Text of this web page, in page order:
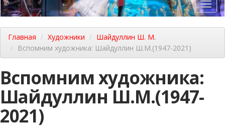
Главная Художники
Шайдуллин Ш. М.
Вспомним художника: Шайдуллин Ш.М.(1947-2021)
Вспомним художника:
Шайдуллин Ш.М.(1947-
2021)